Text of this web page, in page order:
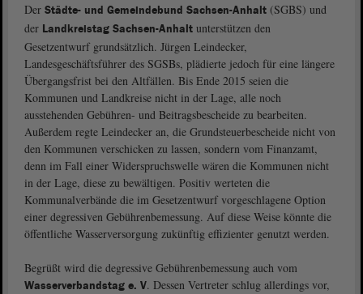
Der Städte- und Gemeindebund Sachsen-Anhalt (SGBS) und
der Landkreistag Sachsen-Anhalt unterstützen den
Gesetzentwurf grundsätzlich. Jürgen Leindecker,
Landesgeschäftsführer des SGSBs, plädierte jedoch für eine längere
Übergangsfrist bei den Altfällen. Bis Ende 2015 seien die
Kommunen und Landkreise nicht in der Lage, alle noch
ausstehenden Gebühren- und Beitragsbescheide zu bearbeiten.
Außerdem regte Leindecker an, die Grundsteuerbescheide nicht von
den Kommunen verschicken zu lassen, sondern vom Finanzamt,
denn im Fall einer Widerspruchswelle wären die Kommunen nicht
in der Lage, diese zu bewältigen. Positiv werteten die
Kommunalverbände die im Gesetzentwurf vorgeschlagene Option
einer degressiven Gebührenbemessung. Auf diese Weise könnte die
öffentliche Wasserversorgung zukünftig effizienter genutzt werden.
Begrüßt wird die degressive Gebührenbemessung auch vom
Wasserverbandstag e. V. Dessen Vertreter schlug allerdings vor,